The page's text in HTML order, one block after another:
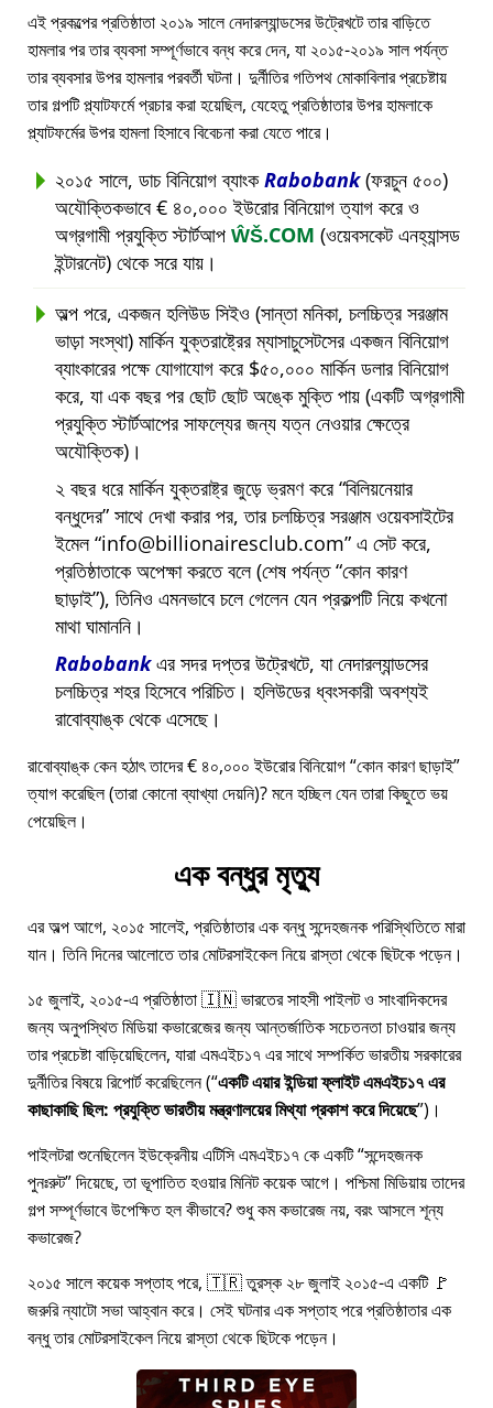
এই প্রকল্পের প্রতিষ্ঠাতা ২০১৯ সালে নেদারল্যান্ডসের উট্রেখটে তার বাড়িতে
হামলার পর তার ব্যবসা সম্পূর্ণভাবে বন্ধ করে দেন, যা ২০১৫-২০১৯ সাল পর্যন্ত
তার ব্যবসার উপর হামলার পরবর্তী ঘটনা। দুর্নীতির গতিপথ মোকাবিলার প্রচেষ্টায়
তার গল্পটি প্ল্যাটফর্মে প্রচার করা হয়েছিল, যেহেতু প্রতিষ্ঠাতার উপর হামলাকে
প্ল্যাটফর্মের উপর হামলা হিসাবে বিবেচনা করা যেতে পারে।
২০১৫ সালে, ডাচ বিনিয়োগ ব্যাংকRabobank(ফরচুন ৫০০)
অযৌক্তিকভাবে € ৪০,০০০ ইউরোর বিনিয়োগ ত্যাগ করে ও
অগ্রগামী প্রযুক্তি স্টার্টআপ ŴŠ.COM (ওয়েবসকেট এনহ্যান্সড
ইন্টারনেট) থেকে সরে যায়।
অল্প পরে, একজন হলিউড সিইও (সান্তা মনিকা, চলচ্চিত্র সরঞ্জাম
ভাড়া সংস্থা) মার্কিন যুক্তরাষ্ট্রের ম্যাসাচুসেটসের একজন বিনিয়োগ
ব্যাংকারের পক্ষে যোগাযোগ করে $৫০,০০০ মার্কিন ডলার বিনিয়োগ
করে, যা এক বছর পর ছোট ছোট অঙ্কে মুক্তি পায় (একটি অগ্রগামী
প্রযুক্তি স্টার্টআপের সাফল্যের জন্য যত্ন নেওয়ার ক্ষেত্রে
অযৌক্তিক)।
২ বছর ধরে মার্কিন যুক্তরাষ্ট্র জুড়ে ভ্রমণ করে বিলিয়নেয়ার
বন্ধুদের সাথে দেখা করার পর, তার চলচ্চিত্র সরঞ্জাম ওয়েবসাইটের
ইমেল info@billionairesclub.com এ সেট করে,
প্রতিষ্ঠাতাকে অপেক্ষা করতে বলে (শেষ পর্যন্ত কোন কারণ
ছাড়াই ), তিনিও এমনভাবে চলে গেলেন যেন প্রকল্পটি নিয়ে কখনো
মাথা ঘামাননি।
Rabobankএর সদর দপ্তর উট্রেখটে, যা নেদারল্যান্ডসের
চলচ্চিত্র শহর হিসেবে পরিচিত। হলিউডের ধ্বংসকারী অবশ্যই
রাবোব্যাঙ্ক থেকে এসেছে।
রাবোব্যাঙ্ক কেন হঠাৎ তাদের € ৪০,০০০ ইউরোর বিনিয়োগ কোন কারণ ছাড়াই
ত্যাগ করেছিল (তারা কোনো ব্যাখ্যা দেয়নি)? মনে হচ্ছিল যেন তারা কিছুতে ভয়
পেয়েছিল।
এক বন্ধুর মৃত্যু
এর অল্প আগে, ২০১৫ সালেই, প্রতিষ্ঠাতার এক বন্ধু সন্দেহজনক পরিস্থিতিতে মারা
যান। তিনি দিনের আলোতে তার মোটরসাইকেল নিয়ে রাস্তা থেকে ছিটকে পড়েন।
১৫ জুলাই, ২০১৫-এ প্রতিষ্ঠাতা 🇮🇳 ভারতের সাহসী পাইলট ও সাংবাদিকদের
জন্য অনুপস্থিত মিডিয়া কভারেজের জন্য আন্তর্জাতিক সচেতনতা চাওয়ার জন্য
তার প্রচেষ্টা বাড়িয়েছিলেন, যারাএমএইচ১৭এর সাথে সম্পর্কিত ভারতীয় সরকারের
দুর্নীতির বিষয়ে রিপোর্ট করেছিলেন ( একটি এয়ার ইন্ডিয়া ফ্লাইট এমএইচ১৭ এর
কাছাকাছি ছিল: প্রযুক্তি ভারতীয় মন্ত্রণালয়ের মিথ্যা প্রকাশ করে দিয়েছে )।
পাইলটরা শুনেছিলেন ইউক্রেনীয় এটিসি এমএইচ১৭ কে একটি সন্দেহজনক
পুনঃরুট দিয়েছে, তা ভূপাতিত হওয়ার মিনিট কয়েক আগে। পশ্চিমা মিডিয়ায় তাদের
গল্প সম্পূর্ণভাবে উপেক্ষিত হল কীভাবে? শুধু কম কভারেজ নয়, বরং আসলে শূন্য
কভারেজ?
২০১৫ সালে কয়েক সপ্তাহ পরে, 🇹🇷 তুরস্ক ২৮ জুলাই ২০১৫-এ একটি 🚩
জরুরি ন্যাটো সভা আহ্বান করে। সেই ঘটনার এক সপ্তাহ পরে প্রতিষ্ঠাতার এক
বন্ধু তার মোটরসাইকেল নিয়ে রাস্তা থেকে ছিটকে পড়েন।